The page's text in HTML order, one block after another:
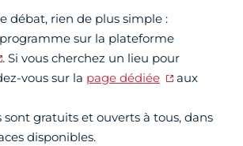
débat, rien de plus simple :
sur la plateforme
. Si vous cherchez un lieu pour
vous sur la page dédiée
aux
sont gratuits et ouverts à tous, dans
disponibles.